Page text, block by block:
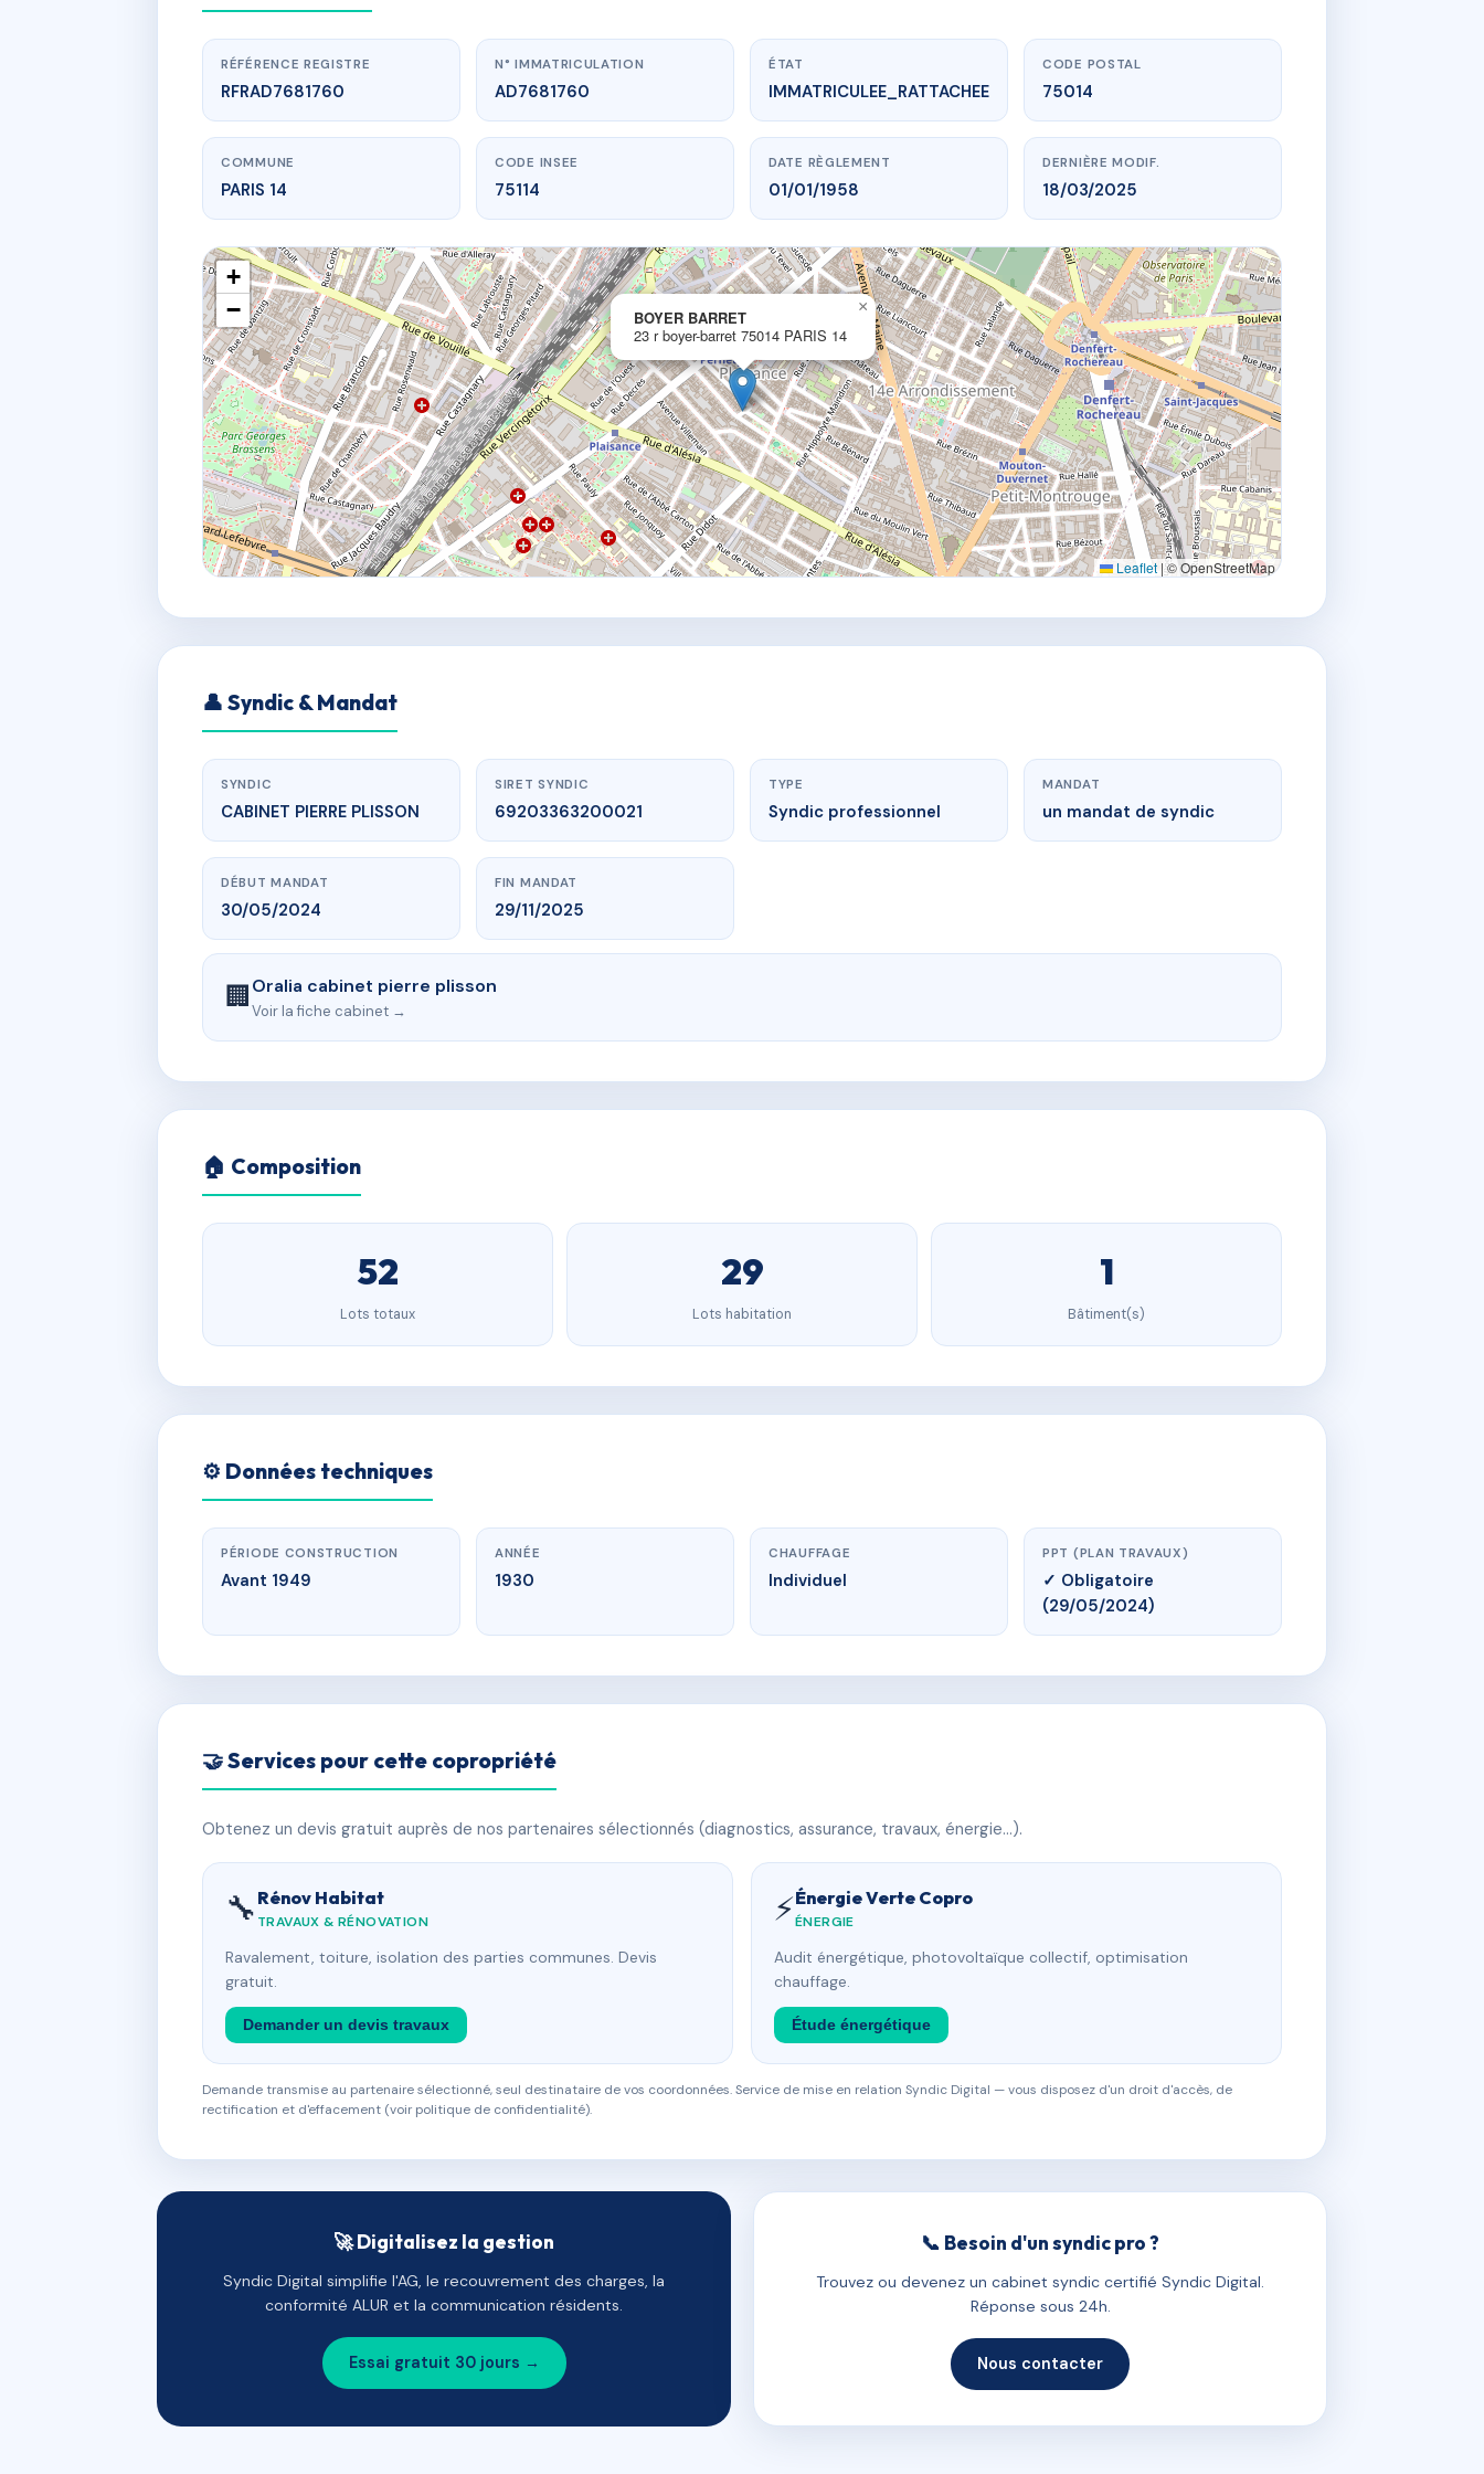
www.vme.plus/AD7681760
BOYER BARRET
23 r boyer-barret75014 PARIS 14
RÉFÉRENCE REGISTRE
RFRAD7681760
N° IMMATRICULATION
AD7681760
ÉTAT
IMMATRICULEE_RATTACHEE
CODE POSTAL
75014
COMMUNE
PARIS 14
CODE INSEE
75114
DATE RÈGLEMENT
01/01/1958
DERNIÈRE MODIF.
18/03/2025
BOYER BARRET
23 r boyer-barret 75014 PARIS 14
×
+
−
Leaflet |© OpenStreetMap
👤 Syndic & Mandat
SYNDIC
CABINET PIERRE PLISSON
SIRET SYNDIC
69203363200021
TYPE
Syndic professionnel
MANDAT
un mandat de syndic
DÉBUT MANDAT
30/05/2024
FIN MANDAT
29/11/2025
🏢Oralia cabinet pierre plisson
Voir la fiche cabinet →
🏠 Composition
52
Lots totaux
29
Lots habitation
1
Bâtiment(s)
⚙️ Données techniques
PÉRIODE CONSTRUCTION
Avant 1949
ANNÉE
1930
CHAUFFAGE
Individuel
PPT (PLAN TRAVAUX)
✓ Obligatoire
(29/05/2024)
🤝 Services pour cette copropriété
Obtenez un devis gratuit auprès de nos partenaires sélectionnés (diagnostics, assurance, travaux, énergie…).
🔧 Rénov Habitat
TRAVAUX & RÉNOVATION
Ravalement, toiture, isolation des parties communes. Devis
gratuit.
Demander un devis travaux
⚡Énergie Verte Copro
ÉNERGIE
Audit énergétique, photovoltaïque collectif, optimisation
chauffage.
Étude énergétique
Demande transmise au partenaire sélectionné, seul destinataire de vos coordonnées. Service de mise en relation Syndic Digital — vous disposez d'un droit d'accès, de
rectification et d'effacement (voir politique de confidentialité).
🚀 Digitalisez la gestion
Syndic Digital simplifie l'AG, le recouvrement des charges, la
conformité ALUR et la communication résidents.
Essai gratuit 30 jours →
📞 Besoin d'un syndic pro ?
Trouvez ou devenez un cabinet syndic certifié Syndic Digital.
Réponse sous 24h.
Nous contacter